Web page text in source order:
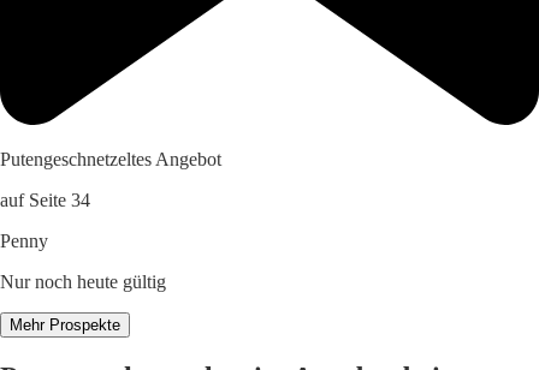
Putengeschnetzeltes Angebot
auf Seite 34
Penny
Nur noch heute gültig
Mehr Prospekte